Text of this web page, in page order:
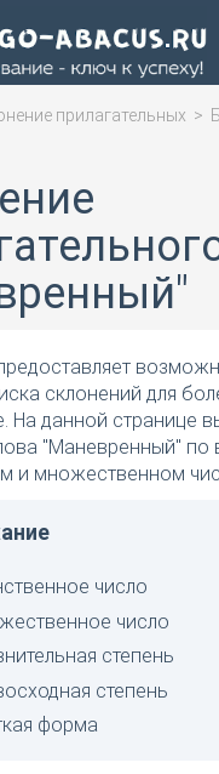
прилагательных >
склонений для
На данной странице
"Маневренный"
и множественном
число
число
степень
степень
форма